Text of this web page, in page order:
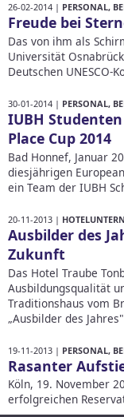
26-02-2014 | PERSONAL,
Freude bei
Das von ihm als
Universität
Deutschen UNESCO-
30-01-2014 | PERSONAL,
IUBH
Place Cup 2014
Bad Honnef, Januar
diesjährigen
ein Team der IUBH
20-11-2013 |
Ausbilder des
Zukunft
Das Hotel Traube
Ausbildungsqualität
Traditionshaus vom
„Ausbilder des
19-11-2013 | PERSONAL,
Rasanter
Köln, 19. November
erfolgreichen